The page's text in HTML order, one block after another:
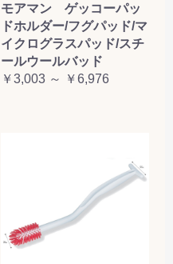
モアマン ゲッコーパッ
ドホルダー/フグパッド/マ
イクログラスパッド/スチ
ールウールバッド
￥3,003 ～ ￥6,976